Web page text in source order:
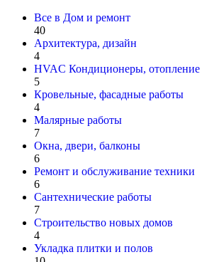
Все в Дом и ремонт
40
Архитектура, дизайн
4
HVAC Кондиционеры, oтопление
5
Кровельные, фасадные работы
4
Малярные работы
7
Окна, двери, балконы
6
Ремонт и обслуживание техники
6
Сантехнические работы
7
Строительство новых домов
4
Укладка плитки и полов